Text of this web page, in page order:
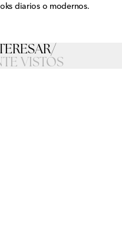
diarios o modernos.
/
VISTOS